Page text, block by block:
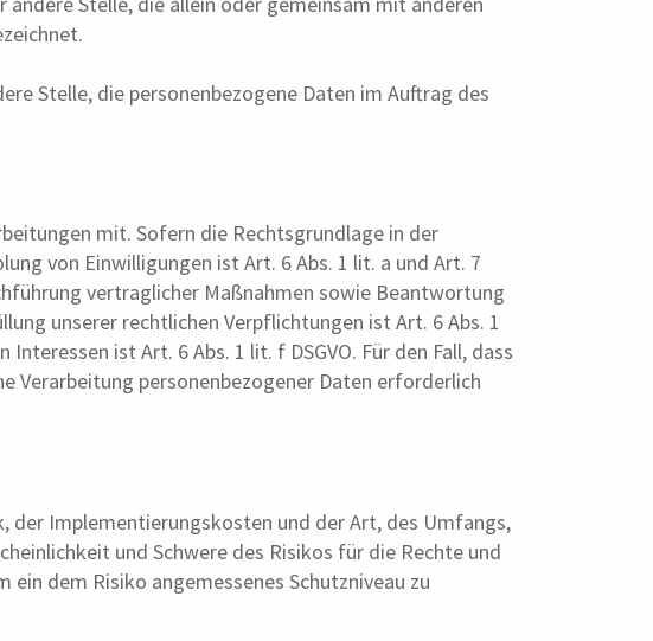
Stelle, die personenbezogene Daten im Auftrag des
mit. Sofern die Rechtsgrundlage in der
von Einwilligungen ist Art. 6 Abs. 1 lit. a und Art. 7
vertraglicher Maßnahmen sowie Beantwortung
unserer rechtlichen Verpflichtungen ist Art. 6 Abs. 1
ist Art. 6 Abs. 1 lit. f DSGVO. Für den Fall, dass
Verarbeitung personenbezogener Daten erforderlich
der Implementierungskosten und der Art, des Umfangs,
und Schwere des Risikos für die Rechte und
dem Risiko angemessenes Schutzniveau zu